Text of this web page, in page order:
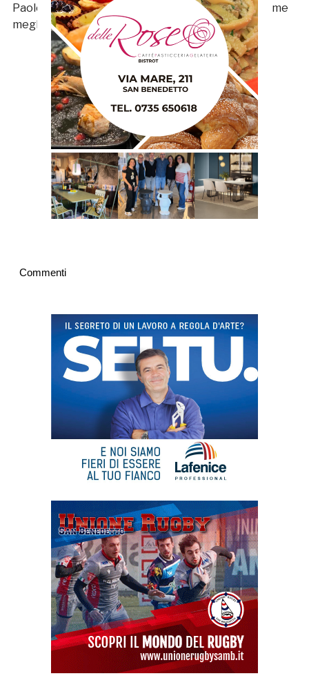
Paolo Montero sulla panchina della Samb inizia come
meglio non poteva. Sotto a chi tocca.
Commenti